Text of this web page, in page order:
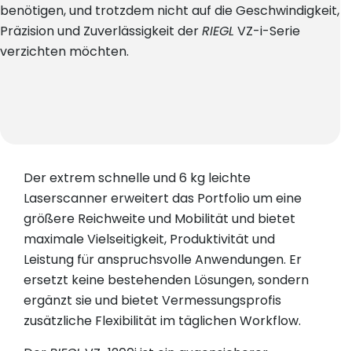
benötigen, und trotzdem nicht auf die Geschwindigkeit,
Präzision und Zuverlässigkeit derRIEGL VZ-i-Serie
verzichten möchten.
Der extrem schnelle und 6 kg leichte
Laserscanner erweitert das Portfolio um eine
größere Reichweite und Mobilität und bietet
maximale Vielseitigkeit, Produktivität und
Leistung für anspruchsvolle Anwendungen. Er
ersetzt keine bestehenden Lösungen, sondern
ergänzt sie und bietet Vermessungsprofis
zusätzliche Flexibilität im täglichen Workflow.